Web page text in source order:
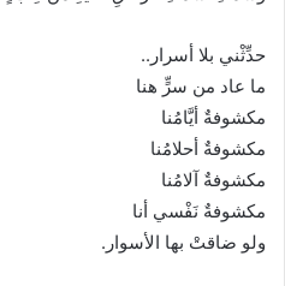
حدِّثْني بلا أسرار..
ما عاد من سرٍّ هنا
مكشوفةٌ أيَّامُنا
مكشوفةٌ أحلامُنا
مكشوفةٌ آلامُنا
مكشوفةٌ نَفْسي أنا
ولو ضاقتْ بها الأسوار.